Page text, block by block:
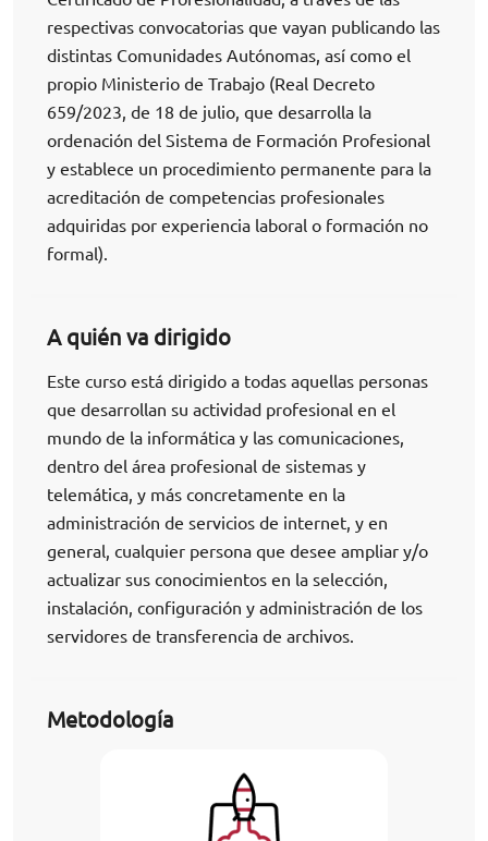
respectivas convocatorias que vayan publicando las
distintas Comunidades Autónomas, así como el
propio Ministerio de Trabajo (Real Decreto
659/2023, de 18 de julio, que desarrolla la
ordenación del Sistema de Formación Profesional
y establece un procedimiento permanente para la
acreditación de competencias profesionales
adquiridas por experiencia laboral o formación no
formal).
A quién va dirigido
Este curso está dirigido a todas aquellas personas
que desarrollan su actividad profesional en el
mundo de la informática y las comunicaciones,
dentro del área profesional de sistemas y
telemática, y más concretamente en la
administración de servicios de internet, y en
general, cualquier persona que desee ampliar y/o
actualizar sus conocimientos en la selección,
instalación, configuración y administración de los
servidores de transferencia de archivos.
Metodología